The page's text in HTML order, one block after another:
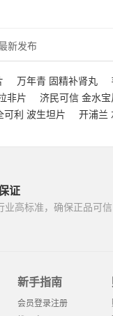
新发布
万年青 固精补肾丸
非片 济民可信 金水宝
可利 波生坦片 开浦兰
证
业高标准，确保正品可信
新手指南
会员登录注册